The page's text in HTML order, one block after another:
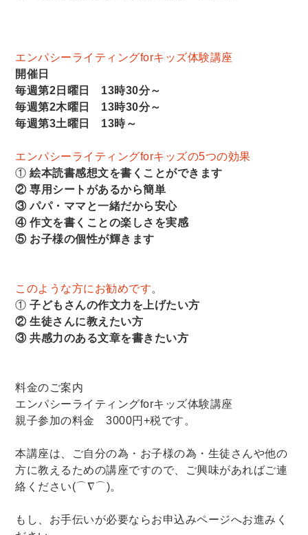
エンパシーライティングforキッズ体験講座
開催日
毎週第2日曜日 13時30分～
毎週第2木曜日 13時30分～
毎週第3土曜日 13時～
エンパシーライティングforキッズの5つの効果
①絵本読書感想文を書くことができます
② 専用シートがあるから簡単
③ パパ・ママと一緒だから安心
④ 作文を書くことの楽しさを実感
⑤ お子様の個性が輝きます
このような方にお勧めです。
①子どもさんの作文力を上げたい方
② 生徒さんに教えたい方
③ 共感力のある文章を書きたい方
料金のご案内
エンパシーライティングforキッズ体験講座
親子参加の料金 3000円+税です。
本講座は、ご自分の為・お子様の為・生徒さんや他の
方に教えるための講座ですので、ご興味があればご連
絡ください(⌒∇⌒)。
もし、お手伝いが必要ならお申込みページへお進みく